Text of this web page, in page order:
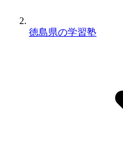
徳島県の学習塾